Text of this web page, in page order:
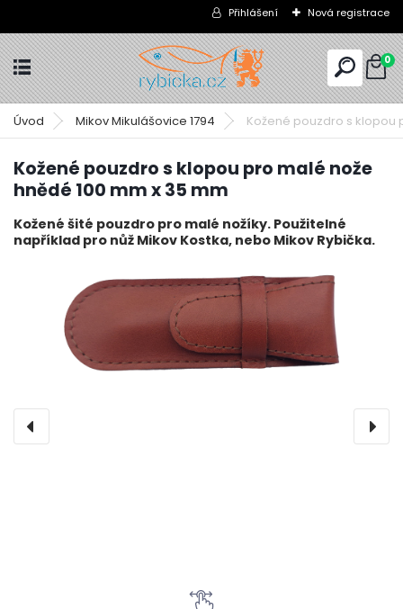
Přihlášení Nová registrace
0
Úvod Mikov Mikulášovice 1794 Kožené pouzdro s klopou
Kožené pouzdro s klopou pro malé nože
hnědé 100 mm x 35 mm
Kožené šité pouzdro pro malé nožíky. Použitelné
například pro nůž Mikov Kostka, nebo Mikov Rybička.